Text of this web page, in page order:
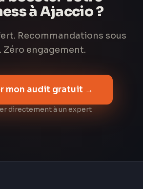
à Ajaccio ?
Recommandations sous
Zéro engagement.
mon audit gratuit →
directement à un expert